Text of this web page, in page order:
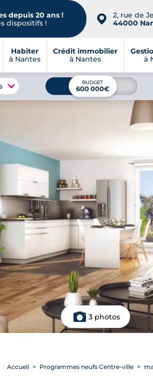
depuis 20 ans !
dispositifs !
📍
2, rue de
44000
Habiter
à Nantes
Crédit immobilier
à Nantes
à
BUDGET
600 000€
3 photos
Accueil Programmes neufs Centre-ville